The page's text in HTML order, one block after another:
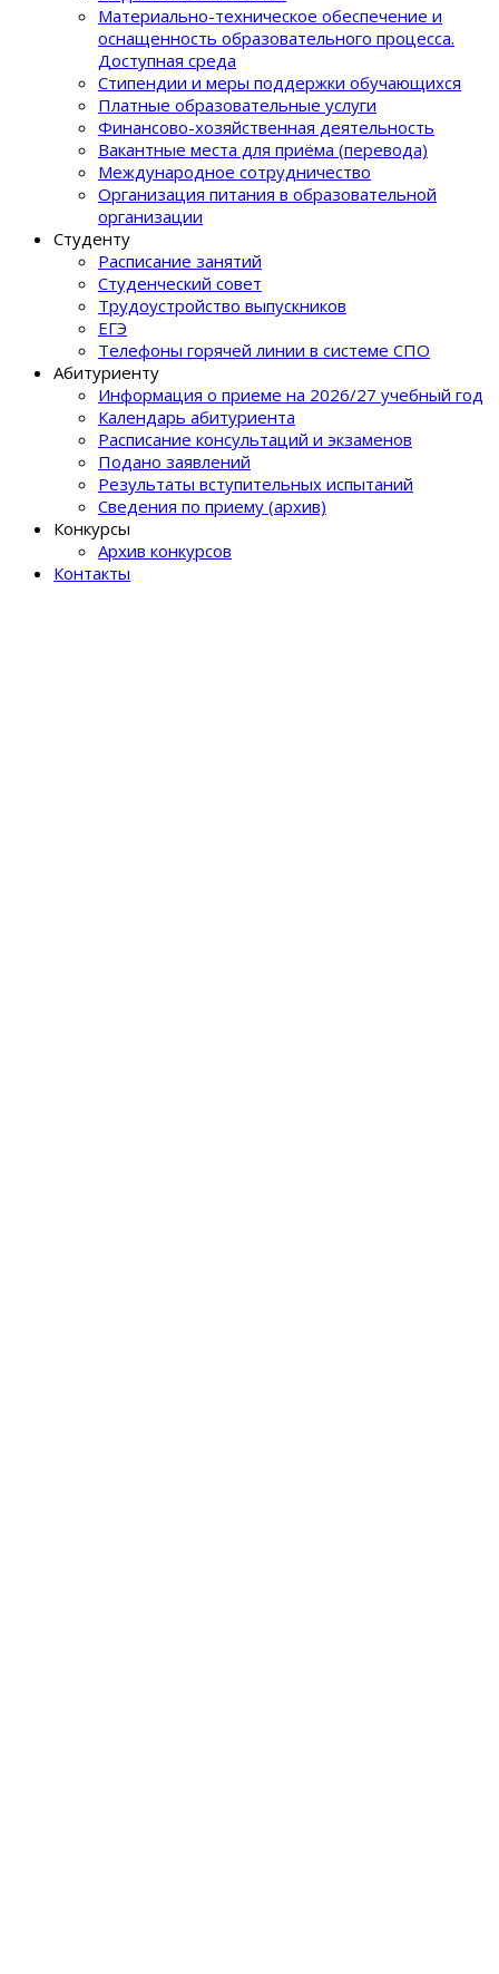
Материально-техническое обеспечение и
оснащенность образовательного процеcса.
Доступная среда
Стипендии и меры поддержки обучающихся
Платные образовательные услуги
Финансово-хозяйственная деятельность
Вакантные места для приёма (перевода)
Международное сотрудничество
Организация питания в образовательной
организации
Студенту
Расписание занятий
Студенческий совет
Трудоустройство выпускников
ЕГЭ
Телефоны горячей линии в системе СПО
Абитуриенту
Информация о приеме на 2026/27 учебный год
Календарь абитуриента
Расписание консультаций и экзаменов
Подано заявлений
Результаты вступительных испытаний
Сведения по приему (архив)
Конкурсы
Архив конкурсов
Контакты